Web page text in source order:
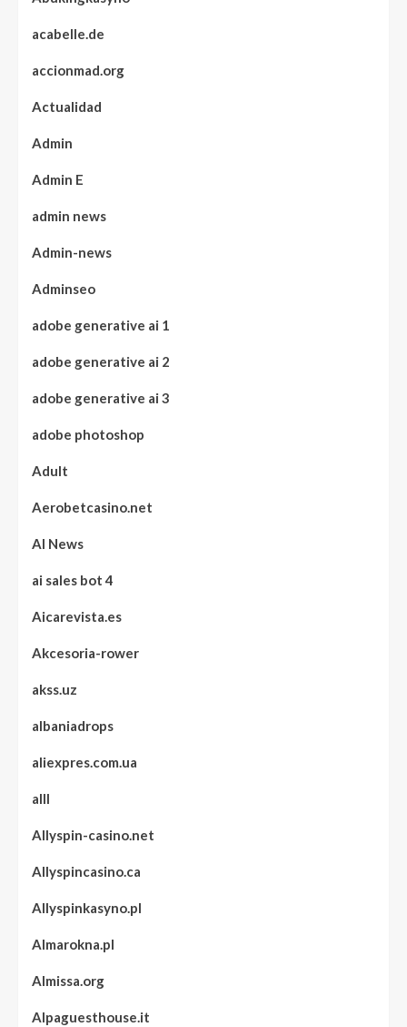
acabelle.de
accionmad.org
Actualidad
Admin
Admin E
admin news
Admin-news
Adminseo
adobe generative ai 1
adobe generative ai 2
adobe generative ai 3
adobe photoshop
Adult
Aerobetcasino.net
AI News
ai sales bot 4
Aicarevista.es
Akcesoria-rower
akss.uz
albaniadrops
aliexpres.com.ua
alll
Allyspin-casino.net
Allyspincasino.ca
Allyspinkasyno.pl
Almarokna.pl
Almissa.org
Alpaguesthouse.it